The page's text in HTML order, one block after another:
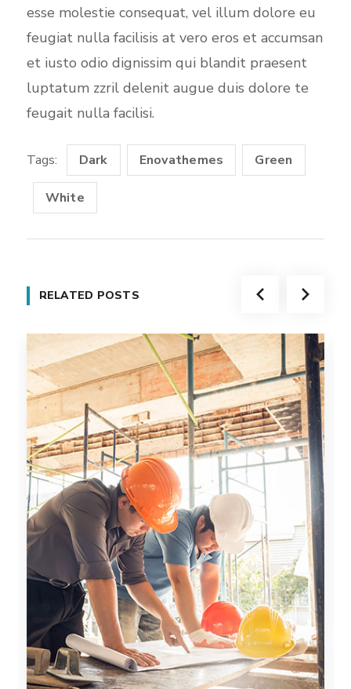
esse molestie consequat, vel illum dolore eu
feugiat nulla facilisis at vero eros et accumsan
et iusto odio dignissim qui blandit praesent
luptatum zzril delenit augue duis dolore te
feugait nulla facilisi.
Tags: Dark Enovathemes Green
White
RELATED POSTS